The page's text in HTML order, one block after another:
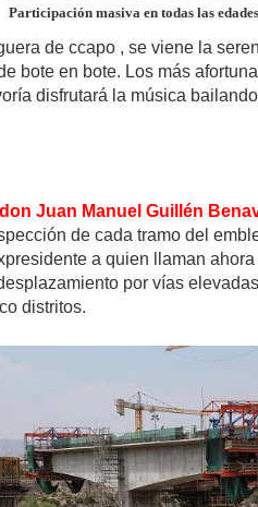
Participación masiva en todas las edades
de ccapo , se viene la
bote en bote. Los más
disfrutará la música
Juan Manuel Guillén
de cada tramo del
a quien llaman
por vías
distritos.